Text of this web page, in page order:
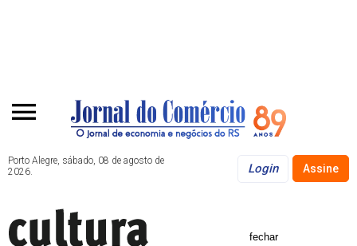
Porto Alegre, sábado, 08 de agosto de
2026.
Login Assine
fechar